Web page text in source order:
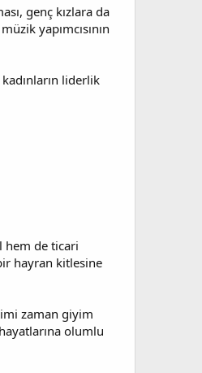
genç kızlara da
yapımcısının
liderlik
hem de ticari
hayran kitlesine
zaman giyim
olumlu